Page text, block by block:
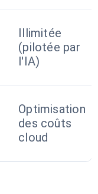
Illimitée
(pilotée par
l'IA)
Optimisation
des coûts
cloud